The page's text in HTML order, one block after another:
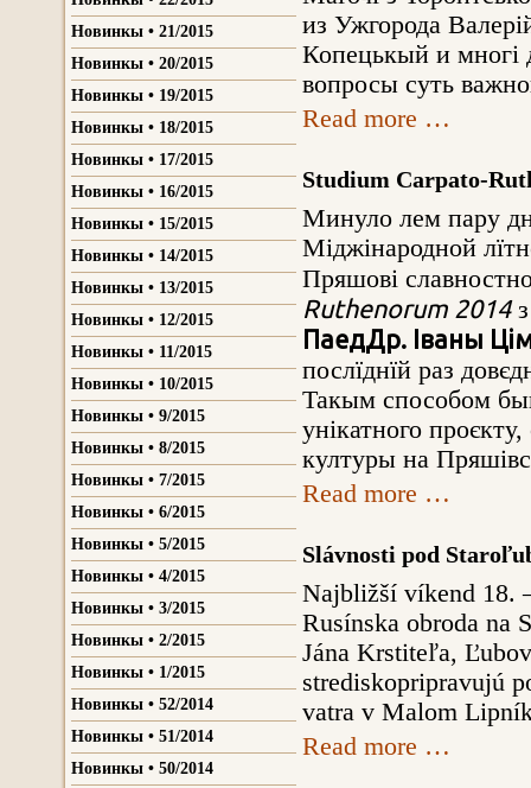
Новинкы • 21/2015
Новинкы • 20/2015
Новинкы • 19/2015
Новинкы • 18/2015
Новинкы • 17/2015
Новинкы • 16/2015
Новинкы • 15/2015
Новинкы • 14/2015
Новинкы • 13/2015
Новинкы • 12/2015
Новинкы • 11/2015
Новинкы • 10/2015
Новинкы • 9/2015
Новинкы • 8/2015
Новинкы • 7/2015
Новинкы • 6/2015
Новинкы • 5/2015
Новинкы • 4/2015
Новинкы • 3/2015
Новинкы • 2/2015
Новинкы • 1/2015
Новинкы • 52/2014
Новинкы • 51/2014
Новинкы • 50/2014
из Ужгорода
Копецькый и многі
вопросы суть
Read more …
Studium Carpato-
Минуло лем пару
Міджінародной
Пряшові
Ruthenorum 2014з
ПаедДр. Іваны
послїднїй раз
Такым способом
унікатного
културы на
Read more …
Slávnosti pod
Najbližší víkend 18.
Rusínska obroda na
Jána Krstiteľa,
strediskopripravujú
vatra v Malom
Read more …